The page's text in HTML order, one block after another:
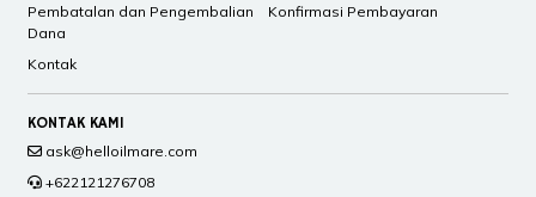
Pembatalan dan Pengembalian
Dana
Konfirmasi Pembayaran
Kontak
KONTAK KAMI
ask@helloilmare.com
+622121276708